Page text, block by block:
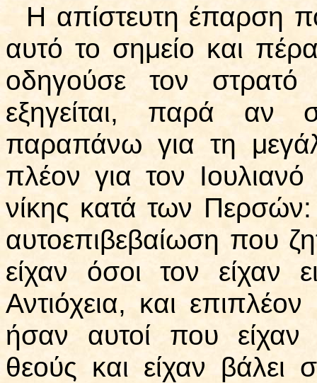
Η απίστευτη έπαρση
αυτό το σημείο και
οδηγούσε τον
εξηγείται, παρά αν
παραπάνω για τη
πλέον για τον Ιουλιανό
νίκης κατά των
αυτοεπιβεβαίωση που
είχαν όσοι τον είχαν
Αντιόχεια, και
ήσαν αυτοί που είχαν
θεούς και είχαν